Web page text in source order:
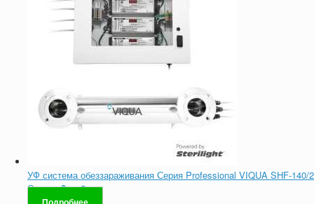
УФ система обеззараживания Серия Professional VIQUA SHF-140/2
Оценка0из 5